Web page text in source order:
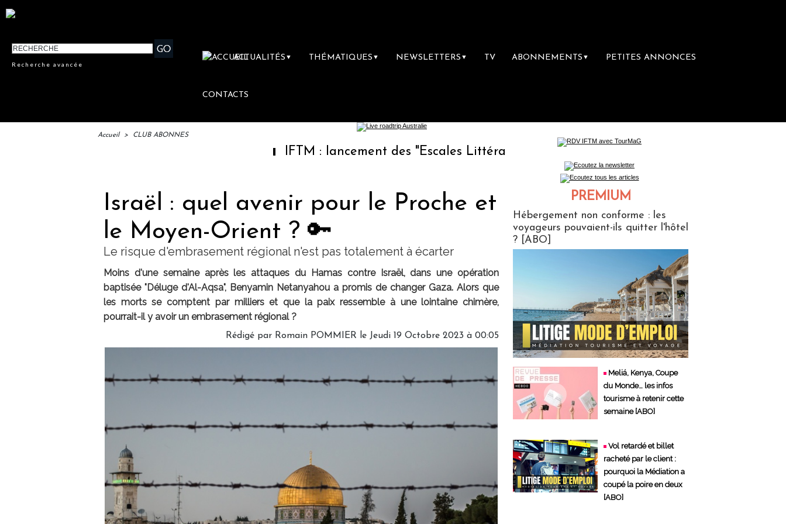
Recherche avancée
ACTUALITÉS ▼ THÉMATIQUES ▼ NEWSLETTERS ▼ TV ABONNEMENTS ▼ PETITES ANNONCES
CONTACTS
Accueil > CLUB ABONNES
IFTM : lancement des "Escales Littéraires", la première librairie du voyage
Israël : quel avenir pour le Proche et
le Moyen-Orient ? 🔑
Le risque d'embrasement régional n'est pas totalement à écarter
Moins d'une semaine après les attaques du Hamas contre Israël, dans une opération
baptisée "Déluge d'Al-Aqsa", Benyamin Netanyahou a promis de changer Gaza. Alors que
les morts se comptent par milliers et que la paix ressemble à une lointaine chimère,
pourrait-il y avoir un embrasement régional ?
Rédigé par Romain POMMIER le Jeudi 19 Octobre 2023 à 00:05
PREMIUM
Hébergement non conforme : les
voyageurs pouvaient-ils quitter l'hôtel
? [ABO]
Meliá, Kenya, Coupe
du Monde… les infos
tourisme à retenir cette
semaine [ABO]
Vol retardé et billet
racheté par le client :
pourquoi la Médiation a
coupé la poire en deux
[ABO]